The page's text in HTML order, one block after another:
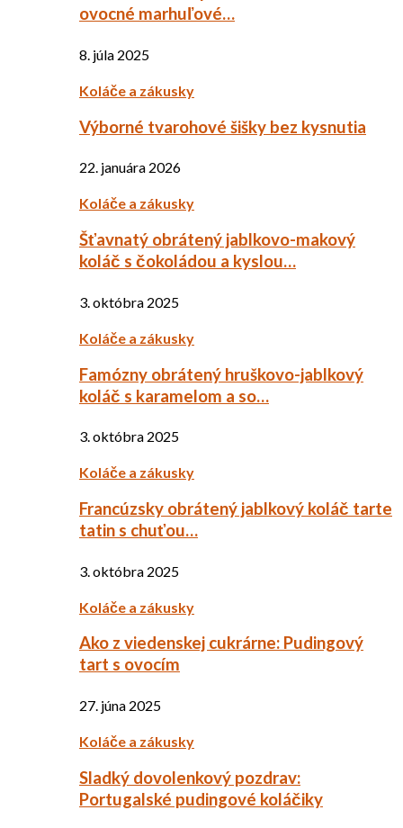
ovocné marhuľové…
8. júla 2025
Koláče a zákusky
Výborné tvarohové šišky bez kysnutia
22. januára 2026
Koláče a zákusky
Šťavnatý obrátený jablkovo-makový
koláč s čokoládou a kyslou…
3. októbra 2025
Koláče a zákusky
Famózny obrátený hruškovo-jablkový
koláč s karamelom a so…
3. októbra 2025
Koláče a zákusky
Francúzsky obrátený jablkový koláč tarte
tatin s chuťou…
3. októbra 2025
Koláče a zákusky
Ako z viedenskej cukrárne: Pudingový
tart s ovocím
27. júna 2025
Koláče a zákusky
Sladký dovolenkový pozdrav:
Portugalské pudingové koláčiky